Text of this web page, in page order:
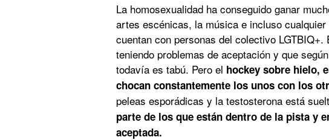
La homosexualidad ha conseguido ganar
artes escénicas, la música e incluso
cuentan con personas del colectivo
teniendo problemas de aceptación y que
todavía es tabú. Pero el hockey sobre hielo,
chocan constantemente los unos con los
peleas esporádicas y la testosterona está
parte de los que están dentro de la pista y
aceptada.